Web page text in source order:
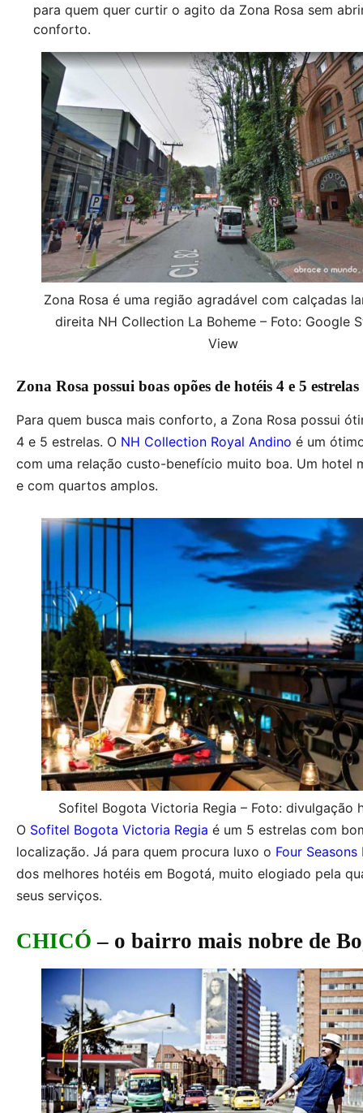
para quem quer curtir o agito da Zona Rosa sem
conforto.
Zona Rosa é uma região agradável com calçadas
direita NH Collection La Boheme – Foto: Google
View
Zona Rosa possui boas opões de hotéis 4 e 5 estrelas
Para quem busca mais conforto, a Zona Rosa possui
4 e 5 estrelas. O NH Collection Royal Andino é um
com uma relação custo-benefício muito boa. Um hotel
e com quartos amplos.
Sofitel Bogota Victoria Regia – Foto: divulgação
O Sofitel Bogota Victoria Regia é um 5 estrelas com
localização. Já para quem procura luxo o Four Seasons
dos melhores hotéis em Bogotá, muito elogiado pela
seus serviços.
CHICÓ – o bairro mais nobre de